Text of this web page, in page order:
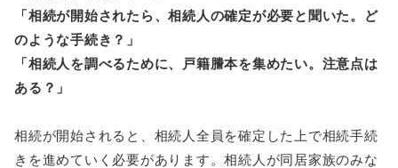
「相続が開始されたら、相続人の確定が必要と聞いた。ど
のような手続き？」
「相続人を調べるために、戸籍謄本を集めたい。注意点は
ある？」
相続が開始されると、相続人全員を確定した上で相続手続
きを進めていく必要があります。相続人が同居家族のみな